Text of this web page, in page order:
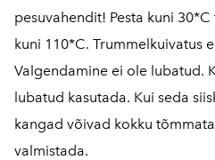
pesuvahendit! Pesta kuni
kuni 110*C. Trummelkuivatus
Valgendamine ei ole lubatud.
lubatud kasutada. Kui seda
kangad võivad kokku
valmistada.